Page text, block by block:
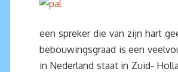
een spreker die van zijn hart
bebouwingsgraad is een
in Nederland staat in Zuid-